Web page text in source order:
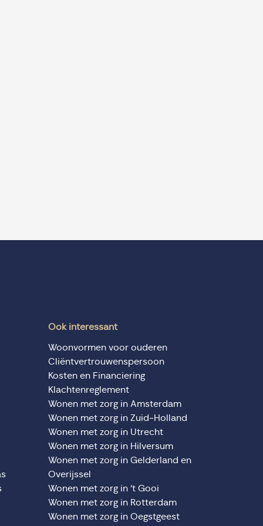
Ook interessant
Woonvormen voor ouderen
Cliëntvertrouwenspersoon
Kosten en Financiering
Klachtenreglement
Wonen met zorg in Amsterdam
Wonen met zorg in Zuid-Holland
Wonen met zorg in Utrecht
Wonen met zorg in Hilversum
Wonen met zorg in Gelderland en
Overijssel
Wonen met zorg in ‘t Gooi
Wonen met zorg in Rotterdam
Wonen met zorg in Oegstgeest